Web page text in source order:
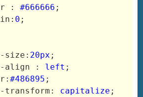
:
#666666 ;
0 ;
size:
20px ;
align :
left ;
#486895 ;
transform:
capitalize ;